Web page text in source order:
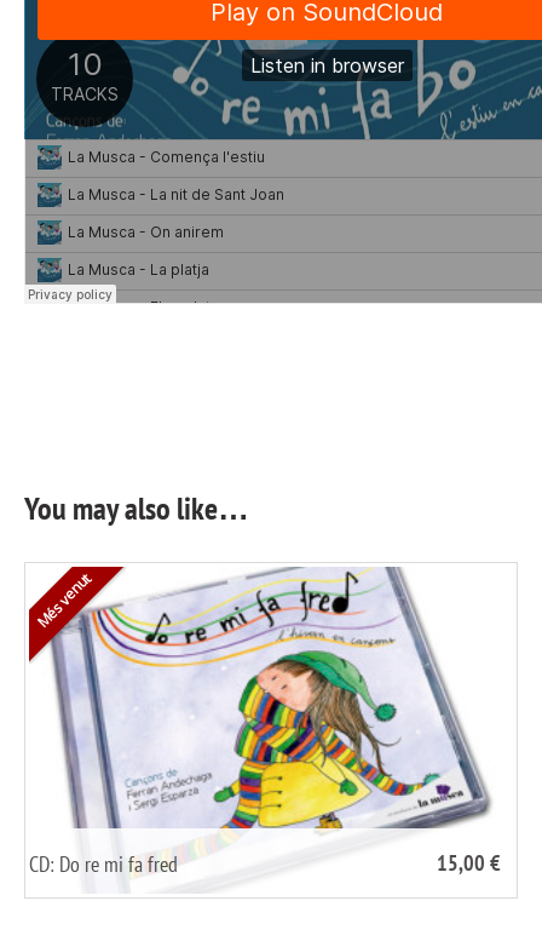
You may also like…
Més venut
CD: Do re mi fa fred 15,00 €